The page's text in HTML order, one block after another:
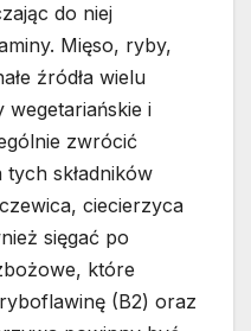
do niej
Mięso, ryby,
źródła wielu
wegetariańskie i
zwrócić
tych składników
ciecierzyca
sięgać po
które
(B2) oraz